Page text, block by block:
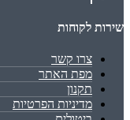
שירות לקוחות
צרו קשר
מפת האתר
תקנון
מדיניות הפרטיות